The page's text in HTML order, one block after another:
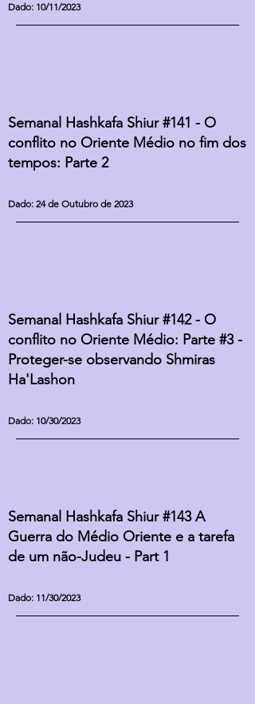
Dado: 10/11/2023
Semanal Hashkafa Shiur #141 - O
conflito no Oriente Médio no fim dos
tempos: Parte 2
Dado: 24 de Outubro de 2023
Semanal Hashkafa Shiur #142 - O
conflito no Oriente Médio: Parte #3 -
Proteger-se observando Shmiras
Ha'Lashon
Dado: 10/30/2023
Semanal Hashkafa Shiur #143 A
Guerra do Médio Oriente e a tarefa
de um não-Judeu - Part 1
Dado: 11/30/2023